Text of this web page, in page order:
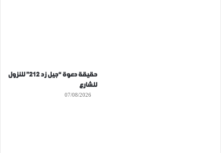
حقيقة دعوة “جيل زد 212” للنزول
للشارع
07/08/2026